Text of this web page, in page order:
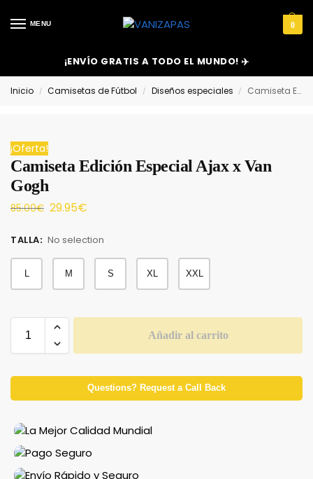
MENU 0
¡ENVÍO GRATIS A TODO EL MUNDO! ✈️
Inicio / Camisetas de Fútbol / Diseños especiales / Camiseta Edición Especial Ajax x Van Gogh
¡Oferta!
Camiseta Edición Especial Ajax x Van
Gogh
85.00€ 29.95€
TALLA: No selection
L M S XL XXL
Añadir al carrito
Questions? Request a Call Back